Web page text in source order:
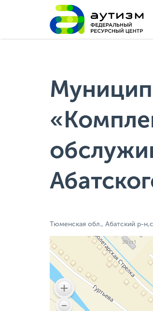
Тюменская обл., Абатский р-